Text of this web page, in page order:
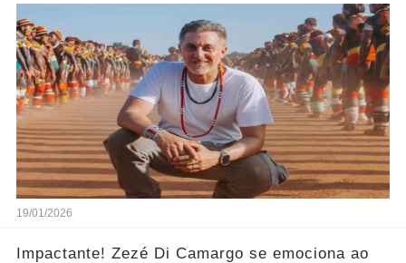
19/01/2026
Impactante! Zezé Di Camargo se emociona ao